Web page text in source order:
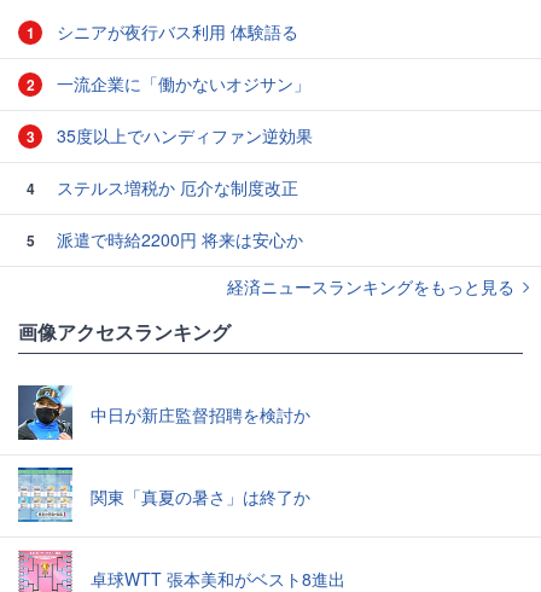
1 シニアが夜行バス利用 体験語る
2 一流企業に「働かないオジサン」
3 35度以上でハンディファン逆効果
4 ステルス増税か 厄介な制度改正
5
派遣で時給2200円 将来は安心か
経済ニュースランキングをもっと見る
画像アクセスランキング
中日が新庄監督招聘を検討か
関東「真夏の暑さ」は終了か
卓球WTT 張本美和がベスト8進出